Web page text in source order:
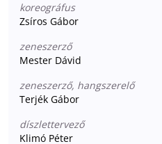
koreográfus
Zsíros Gábor
zeneszerző
Mester Dávid
zeneszerző, hangszerelő
Terjék Gábor
díszlettervező
Klimó Péter